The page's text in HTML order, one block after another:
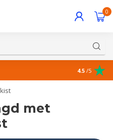
0
4.5 /5
met